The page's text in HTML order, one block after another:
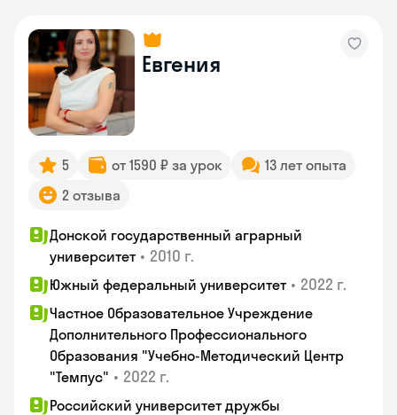
Евгения
5 от 1590 ₽ за урок
13 лет опыта
2 отзыва
Донской государственный аграрный
университет • 2010 г.
Южный федеральный университет • 2022 г.
Частное Образовательное Учреждение
Дополнительного Профессионального
Образования "Учебно-Методический Центр
"Темпус" • 2022 г.
Российский университет дружбы